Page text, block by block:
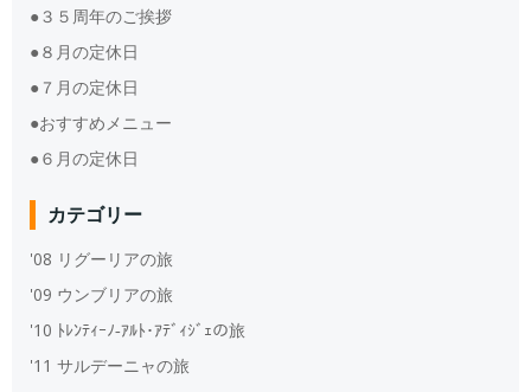
●３５周年のご挨拶
●８月の定休日
●７月の定休日
●おすすめメニュー
●６月の定休日
カテゴリー
'08 リグーリアの旅
'09 ウンブリアの旅
'10 ﾄﾚﾝﾃｨｰﾉ‐ｱﾙﾄ･ｱﾃﾞｨｼﾞｪの旅
'11 サルデーニャの旅